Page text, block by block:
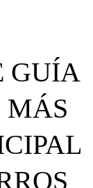
GUÍA
MÁS